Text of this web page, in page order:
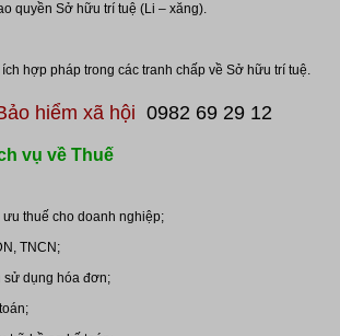
quyền Sở hữu trí tuệ (Li – xăng).
hợp pháp trong các tranh chấp về Sở hữu trí tuệ.
hiểm xã hội 0982 69 29 12
vụ về Thuế
thuế cho doanh nghiệp;
TNCN;
sử dụng hóa đơn;